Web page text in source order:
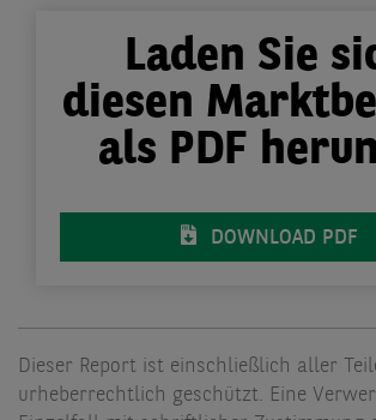
Laden Sie
diesen
als PDF
DOWNLOAD PDF
Dieser Report ist einschließlich aller
urheberrechtlich geschützt. Eine